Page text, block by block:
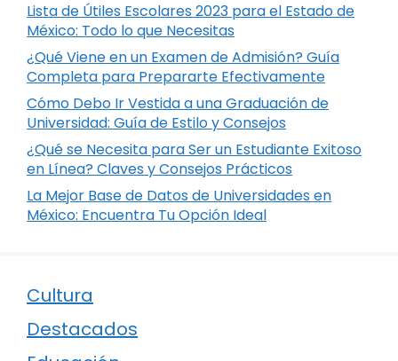
Lista de Útiles Escolares 2023 para el Estado de
México: Todo lo que Necesitas
¿Qué Viene en un Examen de Admisión? Guía
Completa para Prepararte Efectivamente
Cómo Debo Ir Vestida a una Graduación de
Universidad: Guía de Estilo y Consejos
¿Qué se Necesita para Ser un Estudiante Exitoso
en Línea? Claves y Consejos Prácticos
La Mejor Base de Datos de Universidades en
México: Encuentra Tu Opción Ideal
Cultura
Destacados